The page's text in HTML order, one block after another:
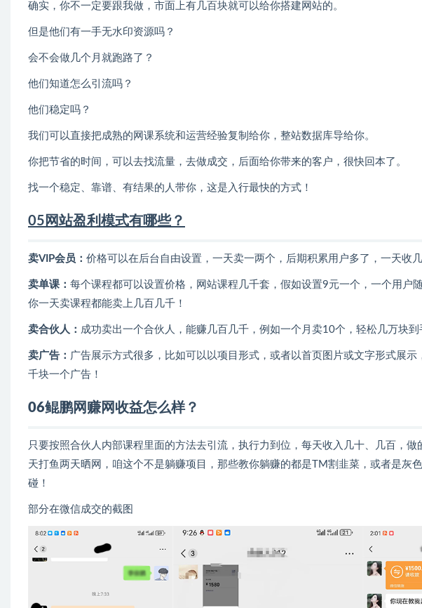
确实，你不一定要跟我做，市面上有几百块就可以给你搭建网站的。
但是他们有一手无水印资源吗？
会不会做几个月就跑路了？
他们知道怎么引流吗？
他们稳定吗？
我们可以直接把成熟的网课系统和运营经验复制给你，整站数据库导给你。
你把节省的时间，可以去找流量，去做成交，后面给你带来的客户，很快回本了。
找一个稳定、靠谱、有结果的人带你，这是入行最快的方式！
05网站盈利模式有哪些？
卖VIP会员： 价格可以在后台自由设置，一天卖一两个，后期积累用户多了，一天收
卖单课： 每个课程都可以设置价格，网站课程几千套，假如设置9元一个，一个用户
你一天卖课程都能卖上几百几千！
卖合伙人： 成功卖出一个合伙人，能赚几百几千，例如一个月卖10个，轻松几万块到
卖广告： 广告展示方式很多，比如可以以项目形式，或者以首页图片或文字形式展
千块一个广告！
06鲲鹏网赚网收益怎么样？
只要按照合伙人内部课程里面的方法去引流，执行力到位，每天收入几十、几百，
天打鱼两天晒网，咱这个不是躺赚项目，那些教你躺赚的都是TM割韭菜，或者是灰
碰！
部分在微信成交的截图